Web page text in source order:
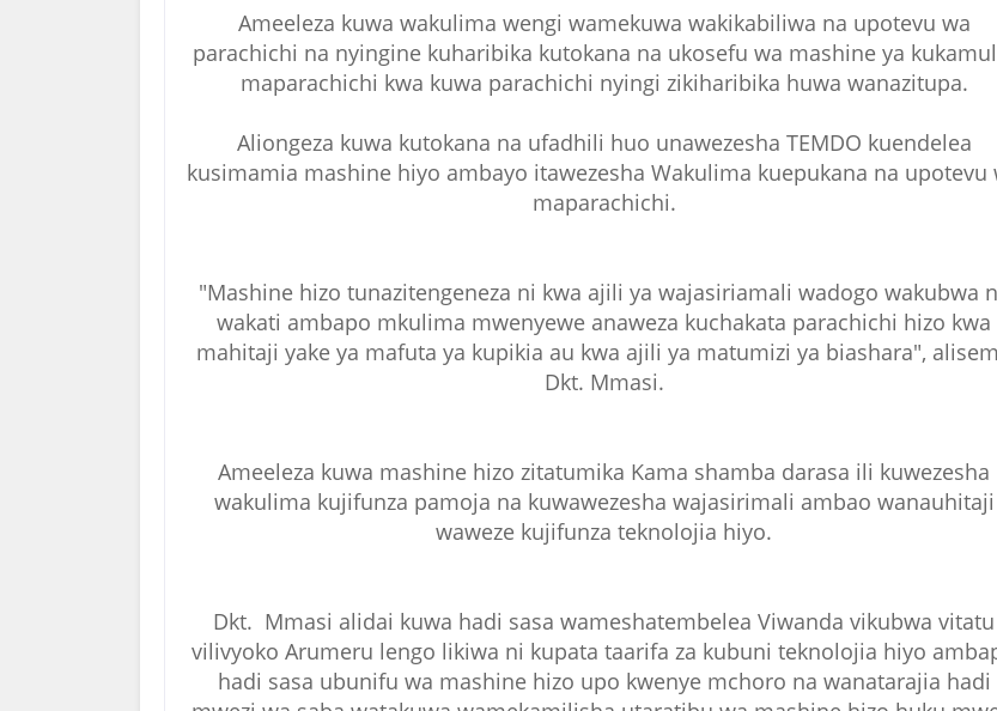
Ameeleza kuwa wakulima wengi wamekuwa wakikabiliwa na upotevu wa
parachichi na nyingine kuharibika kutokana na ukosefu wa mashine ya
maparachichi kwa kuwa parachichi nyingi zikiharibika huwa wanazitupa.
Aliongeza kuwa kutokana na ufadhili huo unawezesha TEMDO kuendelea
kusimamia mashine hiyo ambayo itawezesha Wakulima kuepukana na upotevu
maparachichi.
"Mashine hizo tunazitengeneza ni kwa ajili ya wajasiriamali wadogo wakubwa
wakati ambapo mkulima mwenyewe anaweza kuchakata parachichi hizo kwa
mahitaji yake ya mafuta ya kupikia au kwa ajili ya matumizi ya biashara",
Dkt. Mmasi.
Ameeleza kuwa mashine hizo zitatumika Kama shamba darasa ili kuwezesha
wakulima kujifunza pamoja na kuwawezesha wajasirimali ambao wanauhitaji
waweze kujifunza teknolojia hiyo.
Dkt. Mmasi alidai kuwa hadi sasa wameshatembelea Viwanda vikubwa vitatu
vilivyoko Arumeru lengo likiwa ni kupata taarifa za kubuni teknolojia hiyo
hadi sasa ubunifu wa mashine hizo upo kwenye mchoro na wanatarajia hadi